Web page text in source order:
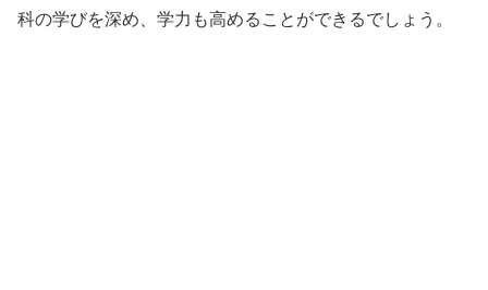
科の学びを深め、学力も高めることができるでしょう。